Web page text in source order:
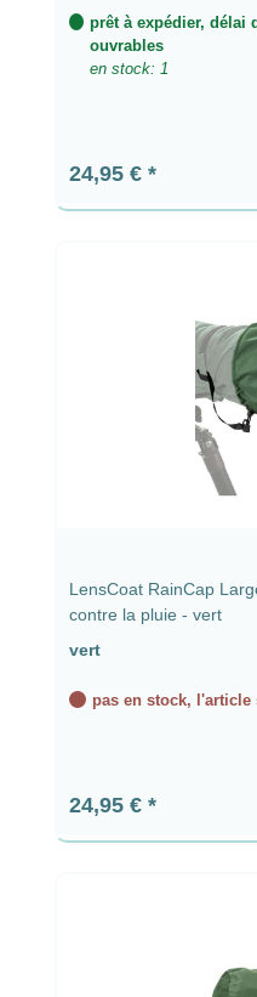
prêt à expédier, délai
ouvrables
en stock: 1
Prix régulier :
24,95 €
LensCoat RainCap
contre la pluie - vert
vert
pas en stock,
Prix régulier :
24,95 €